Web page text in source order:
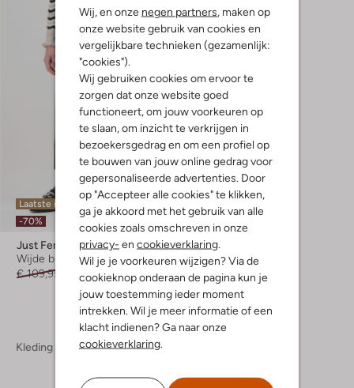
Wij, en onze negen partners, maken op
onze website gebruik van cookies en
vergelijkbare technieken (gezamenlijk:
"cookies").
Wij gebruiken cookies om ervoor te
zorgen dat onze website goed
functioneert, om jouw voorkeuren op
te slaan, om inzicht te verkrijgen in
bezoekersgedrag en om een profiel op
te bouwen van jouw online gedrag voor
gepersonaliseerde advertenties. Door
op "Accepteer alle cookies" te klikken,
ga je akkoord met het gebruik van alle
cookies zoals omschreven in onze
privacy- en cookieverklaring.
Wil je je voorkeuren wijzigen? Via de
cookieknop onderaan de pagina kun je
jouw toestemming ieder moment
intrekken. Wil je meer informatie of een
klacht indienen? Ga naar onze
cookieverklaring.
Laatste item
-70%
Just Female
Wijde broek
€ 109,95
€ 32,95
Kleding Dameskleding